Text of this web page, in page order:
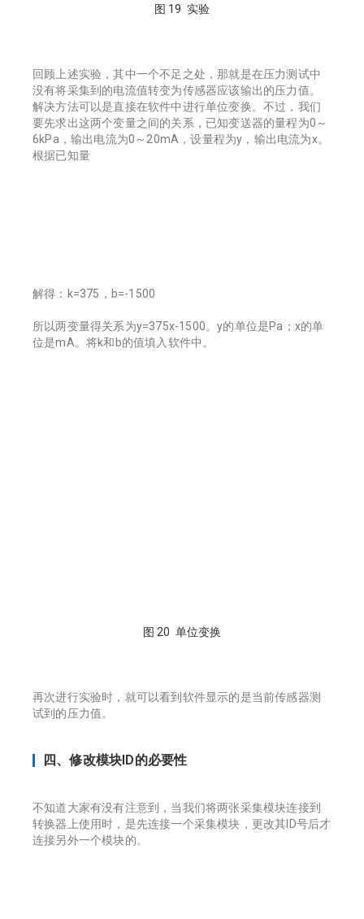
图 19 实验
回顾上述实验，其中一个不足之处，那就是在压力测试中
没有将采集到的电流值转变为传感器应该输出的压力值。
解决方法可以是直接在软件中进行单位变换。不过，我们
要先求出这两个变量之间的关系，已知变送器的量程为0～
6kPa，输出电流为0～20mA，设量程为y，输出电流为x。
根据已知量
解得：k=375，b=-1500
所以两变量得关系为y=375x-1500。y的单位是Pa；x的单
位是mA。将k和b的值填入软件中。
图 20 单位变换
再次进行实验时，就可以看到软件显示的是当前传感器测
试到的压力值。
四、修改模块ID的必要性
不知道大家有没有注意到，当我们将两张采集模块连接到
转换器上使用时，是先连接一个采集模块，更改其ID号后才
连接另外一个模块的。